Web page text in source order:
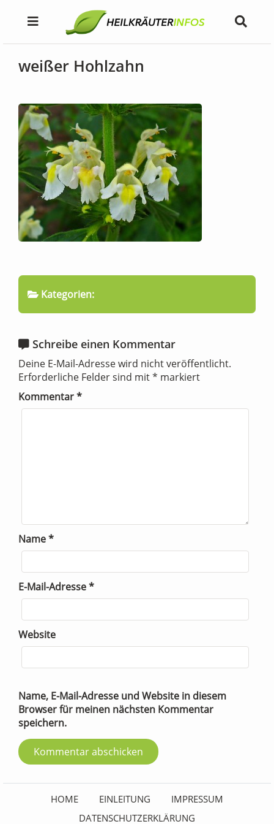
weißer Hohlzahn
Kategorien:
Schreibe einen Kommentar
Deine E-Mail-Adresse wird nicht veröffentlicht.
Erforderliche Felder sind mit* markiert
Kommentar*
Name*
E-Mail-Adresse*
Website
Name, E-Mail-Adresse und Website in diesem
Browser für meinen nächsten Kommentar
speichern.
HOME EINLEITUNG
IMPRESSUM
DATENSCHUTZERKLÄRUNG